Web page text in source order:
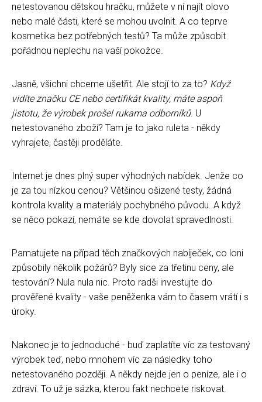
netestovanou dětskou hračku, můžete v ní najít olovo
nebo malé části, které se mohou uvolnit. A co teprve
kosmetika bez potřebných testů? Ta může způsobit
pořádnou neplechu na vaší pokožce.
Jasně, všichni chceme ušetřit. Ale stojí to za to? Když
vidíte značku CE nebo certifikát kvality, máte aspoň
jistotu, že výrobek prošel rukama odborníků. U
netestovaného zboží? Tam je to jako ruleta - někdy
vyhrajete, častěji proděláte.
Internet je dnes plný super výhodných nabídek. Jenže co
je za tou nízkou cenou? Většinou ošizené testy, žádná
kontrola kvality a materiály pochybného původu. A když
se něco pokazí, nemáte se kde dovolat spravedlnosti.
Pamatujete na případ těch značkových nabíječek, co loni
způsobily několik požárů? Byly sice za třetinu ceny, ale
testování? Nula nula nic. Proto radši investujte do
prověřené kvality - vaše peněženka vám to časem vrátí i s
úroky.
Nakonec je to jednoduché - buď zaplatíte víc za testovaný
výrobek teď, nebo mnohem víc za následky toho
netestovaného později. A někdy nejde jen o peníze, ale i o
zdraví. To už je sázka, kterou fakt nechcete riskovat.